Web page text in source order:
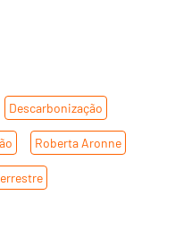
Descarbonização
Roberta Aronne